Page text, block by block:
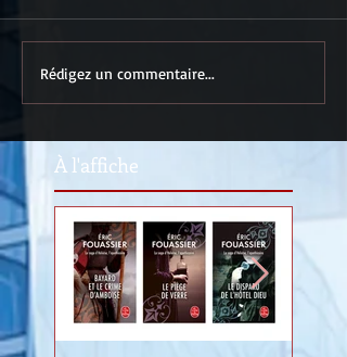
Rédigez un commentaire...
À l'affiche